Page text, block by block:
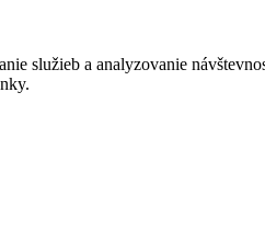
služieb a analyzovanie